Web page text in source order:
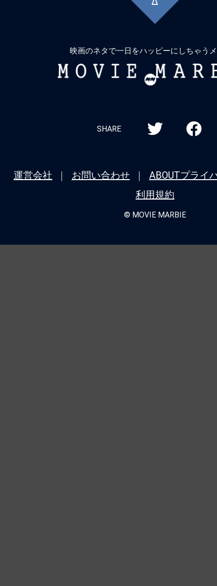
に
映画のネタで一日をハッピーにしちゃう
MOVIE
SHARE
運営会社 お問い合わせ ABOUTプライ
利用規約
© MOVIE MARBIE